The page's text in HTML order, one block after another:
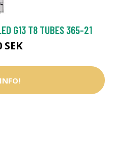
G13 T8 TUBES 365-21
SEK